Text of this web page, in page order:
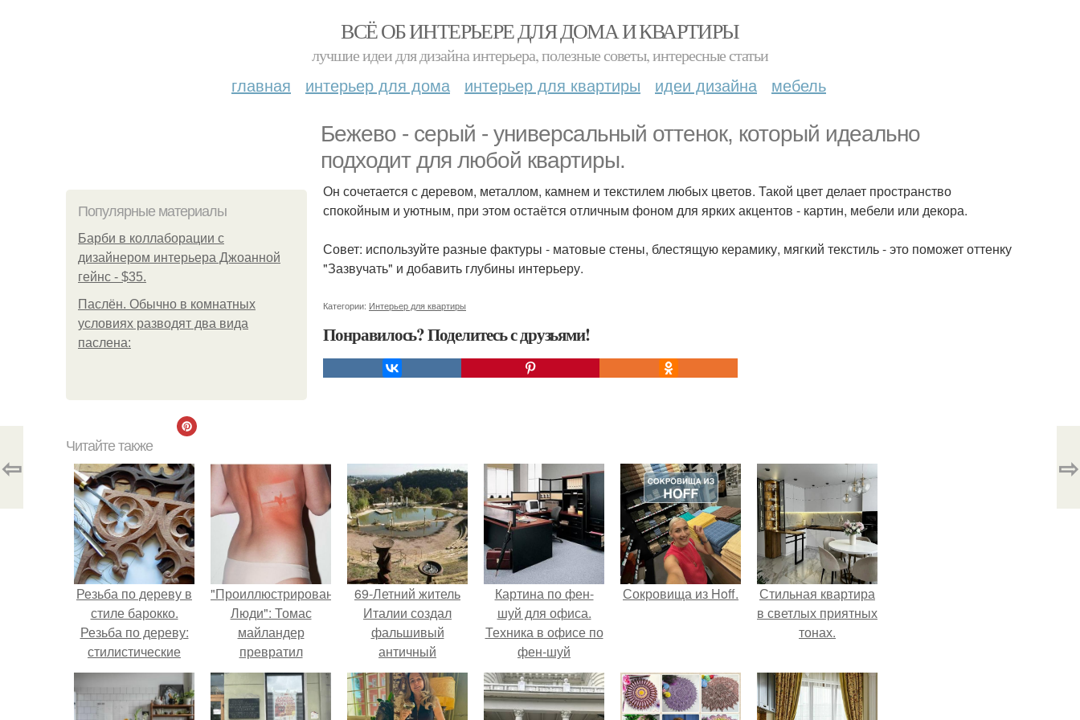
ВСЁ ОБ ИНТЕРЬЕРЕ ДЛЯ ДОМА И КВАРТИРЫ
лучшие идеи для дизайна интерьера, полезные советы, интересные статьи
главная интерьер для дома интерьер для квартиры идеи дизайна мебель
Бежево - серый - универсальный оттенок, который идеально
подходит для любой квартиры.
Популярные материалы
Барби в коллаборации с
дизайнером интерьера Джоанной
гейнс - $35.
Паслён. Обычно в комнатных
условиях разводят два вида
паслена:
Он сочетается с деревом, металлом, камнем и текстилем любых цветов. Такой цвет делает пространство
спокойным и уютным, при этом остаётся отличным фоном для ярких акцентов - картин, мебели или декора.
Совет: используйте разные фактуры - матовые стены, блестящую керамику, мягкий текстиль - это поможет оттенку
"Зазвучать" и добавить глубины интерьеру.
Категории: Интерьер для квартиры
Понравилось? Поделитесь с друзьями!
⇦ ⇨
Читайте также
Резьба по дереву в
стиле барокко.
Резьба по дереву:
стилистические
направления и
характерные узоры.
"Проиллюстрированные
Люди": Томас
майландер
превратил
солнечные ожоги в
арт - объект.
69-Летний житель
Италии создал
фальшивый
античный
амфитеатр и
долгое время
успешно выдавал
Картина по фен-
шуй для офиса.
Техника в офисе по
фен-шуй
Сокровища из Hoff.
Стильная квартира
в светлых приятных
тонах.